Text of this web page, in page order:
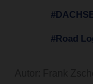
#Road